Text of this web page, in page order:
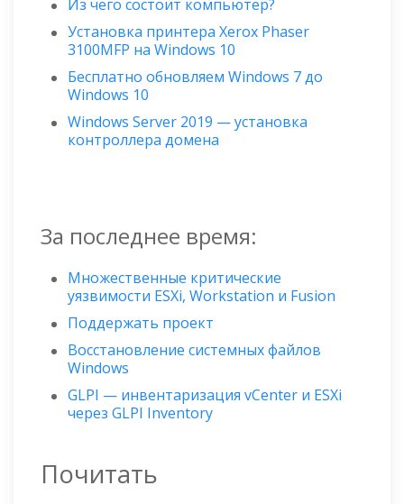
Из чего состоит компьютер?
Установка принтера Xerox Phaser
3100MFP на Windows 10
Бесплатно обновляем Windows 7 до
Windows 10
Windows Server 2019 — установка
контроллера домена
За последнее время:
Множественные критические
уязвимости ESXi, Workstation и Fusion
Поддержать проект
Восстановление системных файлов
Windows
GLPI — инвентаризация vCenter и ESXi
через GLPI Inventory
Почитать